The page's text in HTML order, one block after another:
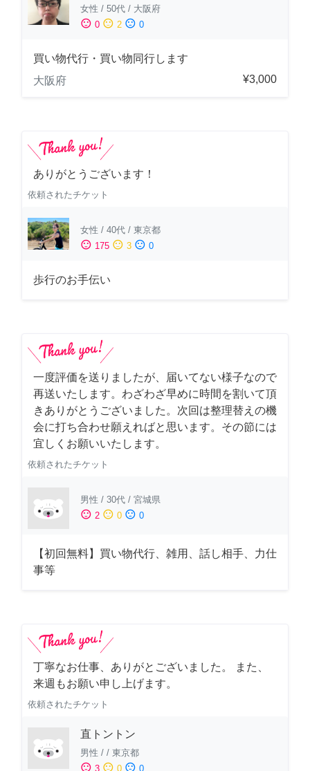
女性 / 50代 / 大阪府
sentiment_satisfied 0 sentiment_neutral 2 sentiment_dissatisfied 0
買い物代行・買い物同行します
大阪府
¥3,000
ありがとうございます！
依頼されたチケット
女性 / 40代 / 東京都
sentiment_satisfied 175 sentiment_neutral 3 sentiment_dissatisfied 0
歩行のお手伝い
一度評価を送りましたが、届いてない様子なので
再送いたします。わざわざ早めに時間を割いて頂
きありがとうございました。次回は整理替えの機
会に打ち合わせ願えればと思います。その節には
宜しくお願いいたします。
依頼されたチケット
男性 / 30代 / 宮城県
sentiment_satisfied 2 sentiment_neutral 0 sentiment_dissatisfied 0
【初回無料】買い物代行、雑用、話し相手、力仕
事等
丁寧なお仕事、ありがとございました。 また、
来週もお願い申し上げます。
依頼されたチケット
直トントン
男性 / / 東京都
sentiment_satisfied 3 sentiment_neutral 0 sentiment_dissatisfied 0